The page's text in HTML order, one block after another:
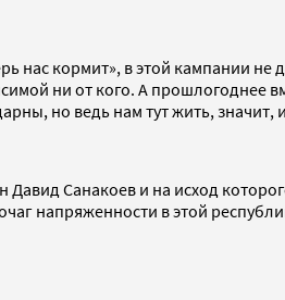
нас кормит», в этой кампании не
ни от кого. А
но ведь нам тут жить, значит,
Санакоев и на исход
напряженности в этой